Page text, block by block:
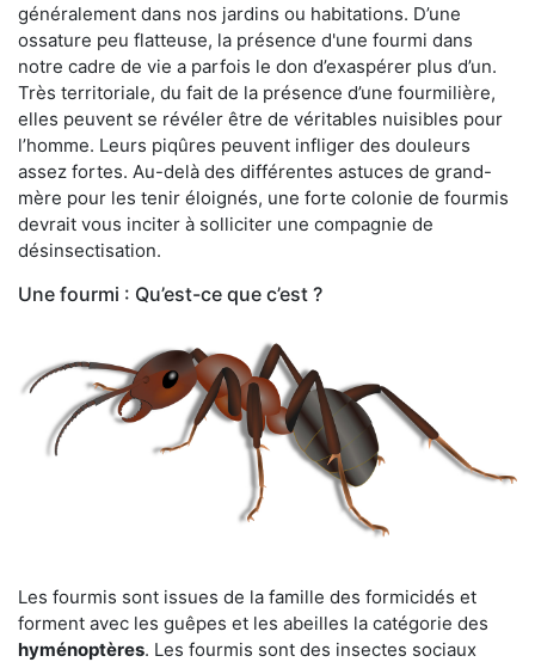
généralement dans nos jardins ou habitations. D’une
ossature peu flatteuse, la présence d'une fourmi dans
notre cadre de vie a parfois le don d’exaspérer plus d’un.
Très territoriale, du fait de la présence d’une fourmilière,
elles peuvent se révéler être de véritables nuisibles pour
l’homme. Leurs piqûres peuvent infliger des douleurs
assez fortes. Au-delà des différentes astuces de grand-
mère pour les tenir éloignés, une forte colonie de fourmis
devrait vous inciter à solliciter une compagnie de
désinsectisation.
Une fourmi : Qu’est-ce que c’est ?
Les fourmis sont issues de la famille des formicidés et
forment avec les guêpes et les abeilles la catégorie des
hyménoptères. Les fourmis sont des insectes sociaux